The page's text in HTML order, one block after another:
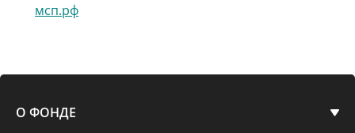
мсп.рф
О ФОНДЕ